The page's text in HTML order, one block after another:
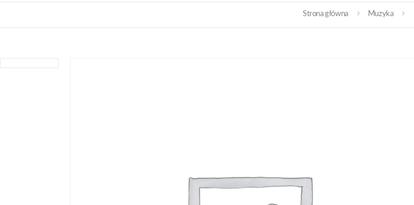
Strona główna Muzyka